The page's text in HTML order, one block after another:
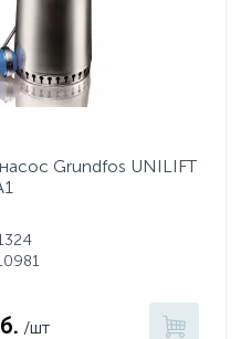
Grundfos UNILIFT
/шт